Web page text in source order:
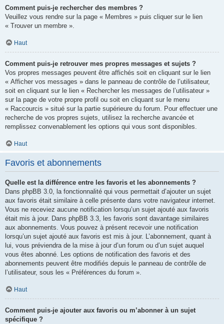
Comment puis-je rechercher des membres ?
Veuillez vous rendre sur la page « Membres » puis cliquer sur le lien
« Trouver un membre ».
Haut
Comment puis-je retrouver mes propres messages et sujets ?
Vos propres messages peuvent être affichés soit en cliquant sur le lien
« Afficher vos messages » dans le panneau de contrôle de l’utilisateur,
soit en cliquant sur le lien « Rechercher les messages de l’utilisateur »
sur la page de votre propre profil ou soit en cliquant sur le menu
« Raccourcis » situé sur la partie supérieure du forum. Pour effectuer une
recherche de vos propres sujets, utilisez la recherche avancée et
remplissez convenablement les options qui vous sont disponibles.
Haut
Favoris et abonnements
Quelle est la différence entre les favoris et les abonnements ?
Dans phpBB 3.0, la fonctionnalité qui vous permettait d’ajouter un sujet
aux favoris était similaire à celle présente dans votre navigateur internet.
Vous ne receviez aucune notification lorsqu’un sujet ajouté aux favoris
était mis à jour. Dans phpBB 3.3, les favoris sont davantage similaires
aux abonnements. Vous pouvez à présent recevoir une notification
lorsqu’un sujet ajouté aux favoris est mis à jour. L’abonnement, quant à
lui, vous préviendra de la mise à jour d’un forum ou d’un sujet auquel
vous êtes abonné. Les options de notification des favoris et des
abonnements peuvent être modifiés depuis le panneau de contrôle de
l’utilisateur, sous les « Préférences du forum ».
Haut
Comment puis-je ajouter aux favoris ou m’abonner à un sujet
spécifique ?